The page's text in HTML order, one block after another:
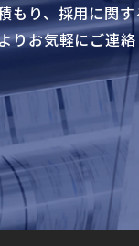
もり、採用に関
りお気軽にご連絡